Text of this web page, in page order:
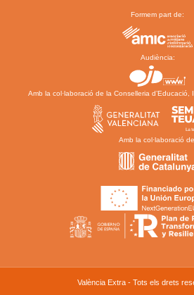
Formem part de:
Audiència:
Amb la col·laboració de la Conselleria
Amb la col·laboració
València Extra - Tots els drets